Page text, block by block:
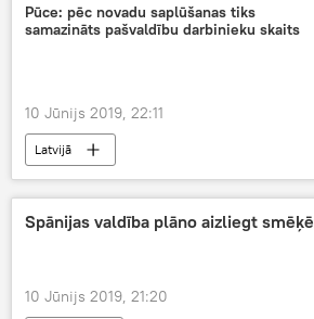
Pūce: pēc novadu saplūšanas tiks
samazināts pašvaldību darbinieku skaits
10 Jūnijs 2019, 22:11
Latvijā
Spānijas valdība plāno aizliegt
10 Jūnijs 2019, 21:20